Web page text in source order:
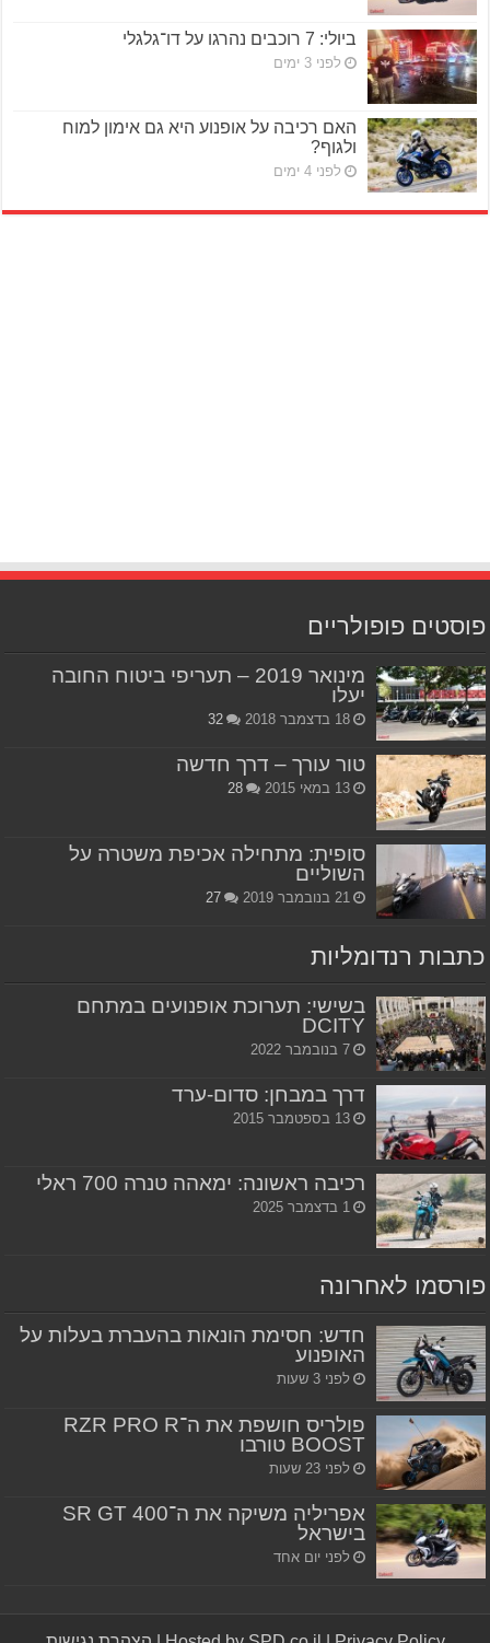
ביולי: 7 רוכבים נהרגו על דו־גלגלי
לפני 3 ימים
האם רכיבה על אופנוע היא גם אימון למוח
ולגוף?
לפני 4 ימים
פוסטים פופולריים
מינואר 2019 – תעריפי ביטוח החובה
יעלו
18 בדצמבר 2018 32
טור עורך – דרך חדשה
13 במאי 2015 28
סופית: מתחילה אכיפת משטרה על
השוליים
21 בנובמבר 2019 27
כתבות רנדומליות
בשישי: תערוכת אופנועים במתחם
DCITY
7 בנובמבר 2022
דרך במבחן: סדום-ערד
13 בספטמבר 2015
רכיבה ראשונה: ימאהה טנרה 700 ראלי
1 בדצמבר 2025
פורסמו לאחרונה
חדש: חסימת הונאות בהעברת בעלות על
האופנוע
לפני 3 שעות
פולריס חושפת את ה־RZR PRO R
BOOST טורבו
לפני 23 שעות
אפריליה משיקה את ה־SR GT 400
בישראל
לפני יום אחד